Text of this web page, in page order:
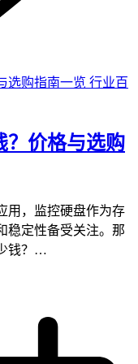
行业百
？价格与选购
用，监控硬盘作为存
稳定性备受关注。那
钱？…